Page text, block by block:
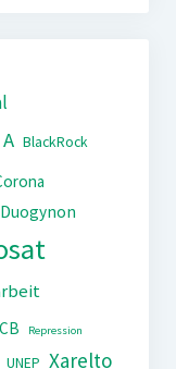
BlackRock
Duogynon
Repression
UNEP Xarelto